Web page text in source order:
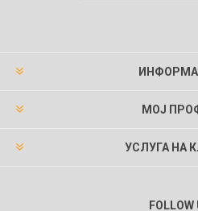
МОЈ
УСЛУГА НА
FOLLOW